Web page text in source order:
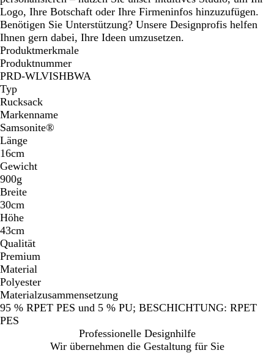
Logo, Ihre Botschaft oder Ihre Firmeninfos hinzuzufügen.
Benötigen Sie Unterstützung? Unsere Designprofis helfen
Ihnen gern dabei, Ihre Ideen umzusetzen.
Produktmerkmale
Produktnummer
PRD-WLVISHBWA
Typ
Rucksack
Markenname
Samsonite®
Länge
16cm
Gewicht
900g
Breite
30cm
Höhe
43cm
Qualität
Premium
Material
Polyester
Materialzusammensetzung
95 % RPET PES und 5 % PU; BESCHICHTUNG: RPET
PES
Professionelle Designhilfe
Wir übernehmen die Gestaltung für Sie